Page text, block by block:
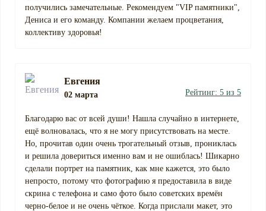
получились замечательные. Рекомендуем "VIP памятники",
Дениса и его команду. Компании желаем процветания,
коллективу здоровья!
Евгения
02 марта Рейтинг: 5 из 5
Благодарю вас от всей души! Нашла случайно в интернете,
ещё волновалась, что я не могу присутствовать на месте.
Но, прочитав один очень трогательный отзыв, прониклась
и решила довериться именно вам и не ошиблась! Шикарно
сделали портрет на памятник, как мне кажется, это было
непросто, потому что фотографию я предоставила в виде
скрина с телефона и само фото было советских времён
черно-белое и не очень чёткое. Когда прислали макет, это